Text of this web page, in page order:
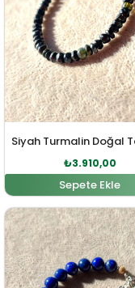
₺3.910,00
Sepete Ekle
Orijinal fiyat:Şu